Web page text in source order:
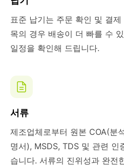
표준 납기는 주문 확인 및 결
목의 경우 배송이 더 빠를 수
일정을 확인해 드립니다.
서류
제조업체로부터 원본 COA(분
명서), MSDS, TDS 및 관련 인
습니다. 서류의 진위성과 완전